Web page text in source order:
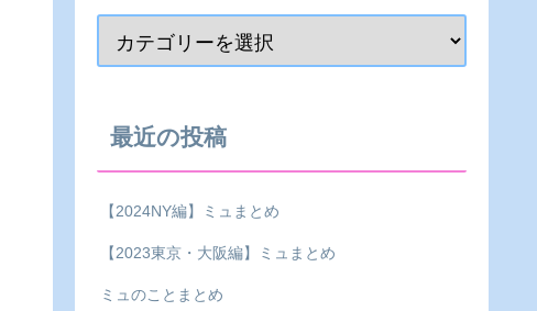
最近の投稿
【2024NY編】ミュまとめ
【2023東京・大阪編】ミュまとめ
ミュのことまとめ